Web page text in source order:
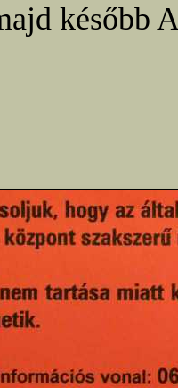
később